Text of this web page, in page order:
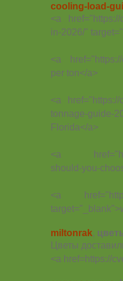
cooling-load-
<a href="https://
in-2026/"
<a
per ton</a>
<a href="https://
tonnage-
Florida</a>
<a
should-you-
<a
miltonrak,
Цветы
<a href=https://